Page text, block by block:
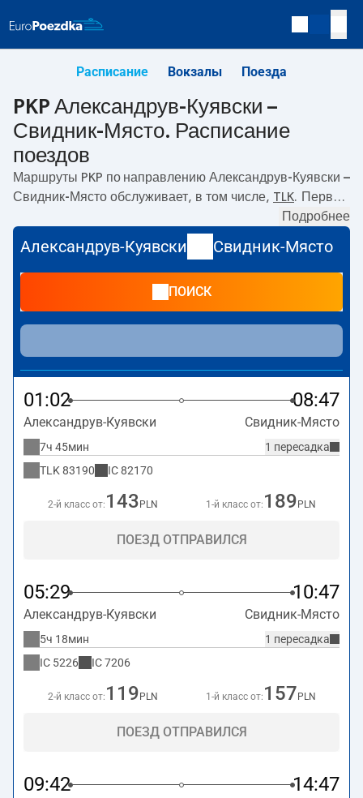
Расписание Вокзалы Поезда
PKP Александрув-Куявски –
Свидник-Място. Расписание
поездов
Маршруты PKP по направлению Александрув-Куявски –
Свидник-Място обслуживает, в том числе, TLK. Первый
с вокзала PKP Александрув-
отправляется в 15:34. По маршрутуАлександрув-
Куявски–Свидник-Мястотакже курсируют другие
- предлагают более низкую цену билета и, как
правило, более долгое время в пути. Поезд заканчивает
маршрут на станции Свидник-Място.
Подробнее
Александрув-Куявски Свидник-Място
ПОИСК
01:02 08:47
Александрув-Куявски Свидник-Място
1 пересадка
7ч 45мин
TLK 83190 IC82170
2-й класс от: 143 PLN 1-й класс от: 189 PLN
ПОЕЗД ОТПРАВИЛСЯ
05:29 10:47
Александрув-Куявски Свидник-Място
1 пересадка
5ч 18мин
IC 5226 IC7206
2-й класс от: 119 PLN 1-й класс от: 157 PLN
ПОЕЗД ОТПРАВИЛСЯ
09:42 14:47